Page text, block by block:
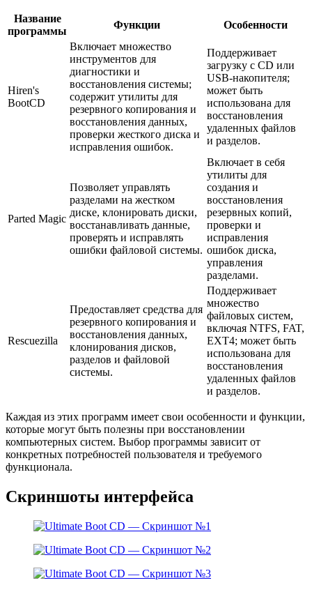
Название
программы
Функции Особенности
Hiren's
BootCD
Включает множество
инструментов для
диагностики и
восстановления системы;
содержит утилиты для
резервного копирования и
восстановления данных,
проверки жесткого диска и
исправления ошибок.
Поддерживает
загрузку с CD или
USB-накопителя;
может быть
использована для
восстановления
удаленных файлов
и разделов.
Parted Magic
Позволяет управлять
разделами на жестком
диске, клонировать диски,
восстанавливать данные,
проверять и исправлять
ошибки файловой системы.
Включает в себя
утилиты для
создания и
восстановления
резервных копий,
проверки и
исправления
ошибок диска,
управления
разделами.
Rescuezilla
Предоставляет средства для
резервного копирования и
восстановления данных,
клонирования дисков,
разделов и файловой
системы.
Поддерживает
множество
файловых систем,
включая NTFS, FAT,
EXT4; может быть
использована для
восстановления
удаленных файлов
и разделов.
Каждая из этих программ имеет свои особенности и функции,
которые могут быть полезны при восстановлении
компьютерных систем. Выбор программы зависит от
конкретных потребностей пользователя и требуемого
функционала.
Скриншоты интерфейса